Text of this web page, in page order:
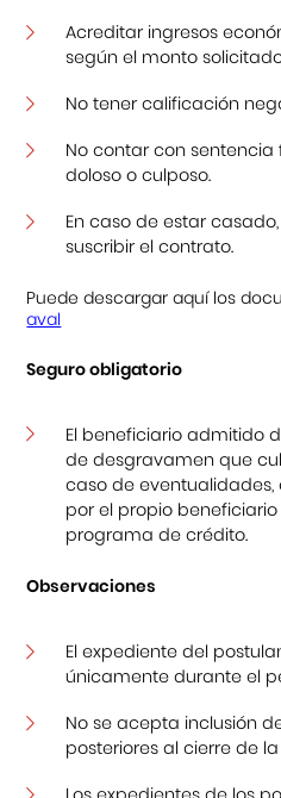
Acreditar ingresos
según el monto
No tener calificación
No contar con
doloso o culposo.
En caso de estar
suscribir el contrato.
Puede descargar aquí los
aval
Seguro obligatorio
El beneficiario admitido
de desgravamen que
caso de
por el propio
programa de crédito.
Observaciones
El expediente del
únicamente durante el
No se acepta inclusión
posteriores al cierre de